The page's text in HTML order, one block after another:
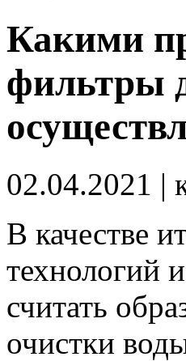
Какими
фильтры
02.04.2021 |
В качестве
технологий
считать
очистки